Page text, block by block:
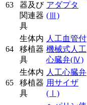
63
器及び
関連器
具
アダプタ
(Ⅲ)
64
生体内
移植器
具
人工血管付
機械式人工
心臓弁(Ⅳ)
65
生体内
移植器
具
人工心臓弁
用サイザ
(Ⅰ)